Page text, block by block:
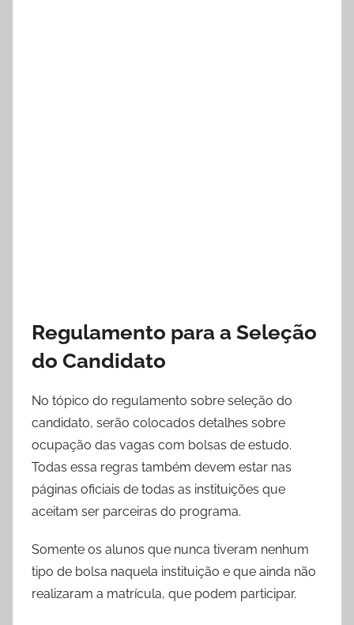
Regulamento para a Seleção
do Candidato
No tópico do regulamento sobre seleção do
candidato, serão colocados detalhes sobre
ocupação das vagas com bolsas de estudo.
Todas essa regras também devem estar nas
páginas oficiais de todas as instituições que
aceitam ser parceiras do programa.
Somente os alunos que nunca tiveram nenhum
tipo de bolsa naquela instituição e que ainda não
realizaram a matrícula, que podem participar.